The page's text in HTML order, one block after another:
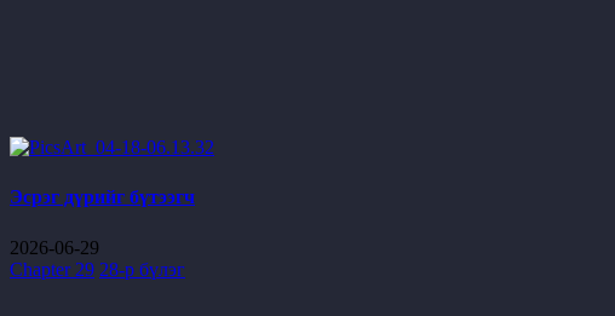
Эсрэг дүрийг бүтээгч
2026-06-29
Chapter 29 28-р бүлэг